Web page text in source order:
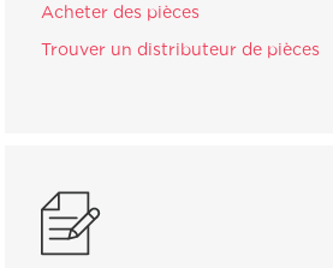
Acheter des pièces
Trouver un distributeur de pièces